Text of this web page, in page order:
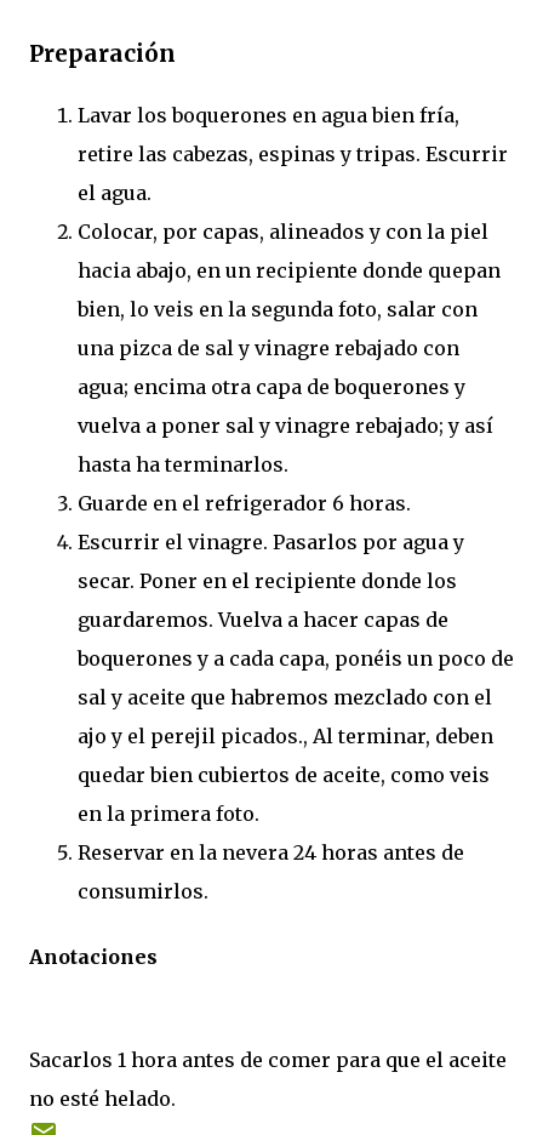
Preparación
Lavar los boquerones en agua bien fría,
retire las cabezas, espinas y tripas. Escurrir
el agua.
Colocar, por capas, alineados y con la piel
hacia abajo, en un recipiente donde quepan
bien, lo veis en la segunda foto, salar con
una pizca de sal y vinagre rebajado con
agua; encima otra capa de boquerones y
vuelva a poner sal y vinagre rebajado; y así
hasta ha terminarlos.
Guarde en el refrigerador 6 horas.
Escurrir el vinagre. Pasarlos por agua y
secar. Poner en el recipiente donde los
guardaremos. Vuelva a hacer capas de
boquerones y a cada capa, ponéis un poco de
sal y aceite que habremos mezclado con el
ajo y el perejil picados., Al terminar, deben
quedar bien cubiertos de aceite, como veis
en la primera foto.
Reservar en la nevera 24 horas antes de
consumirlos.
Anotaciones
Sacarlos 1 hora antes de comer para que el aceite
no esté helado.